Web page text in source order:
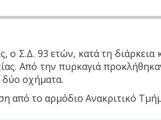
ο Σ.Δ. 93 ετών, κατά τη
Από την πυρκαγιά
δύο οχήματα.
από το αρμόδιο Ανακριτικό